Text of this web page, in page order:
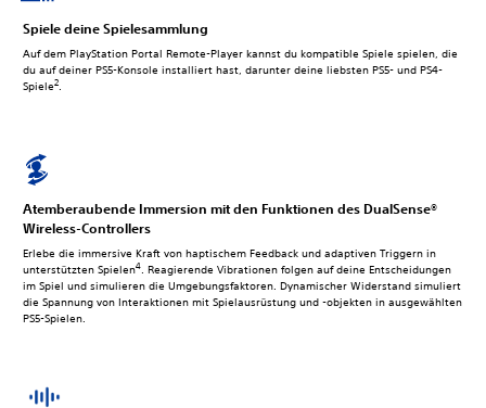
Spiele deine Spielesammlung
Auf dem PlayStation Portal Remote-Player kannst du kompatible Spiele spielen, die
du auf deiner PS5-Konsole installiert hast, darunter deine liebsten PS5- und PS4-
Spiele2.
Atemberaubende Immersion mit den Funktionen des DualSense®
Wireless-Controllers
Erlebe die immersive Kraft von haptischem Feedback und adaptiven Triggern in
unterstützten Spielen4. Reagierende Vibrationen folgen auf deine Entscheidungen
im Spiel und simulieren die Umgebungsfaktoren. Dynamischer Widerstand simuliert
die Spannung von Interaktionen mit Spielausrüstung und -objekten in ausgewählten
PS5-Spielen.